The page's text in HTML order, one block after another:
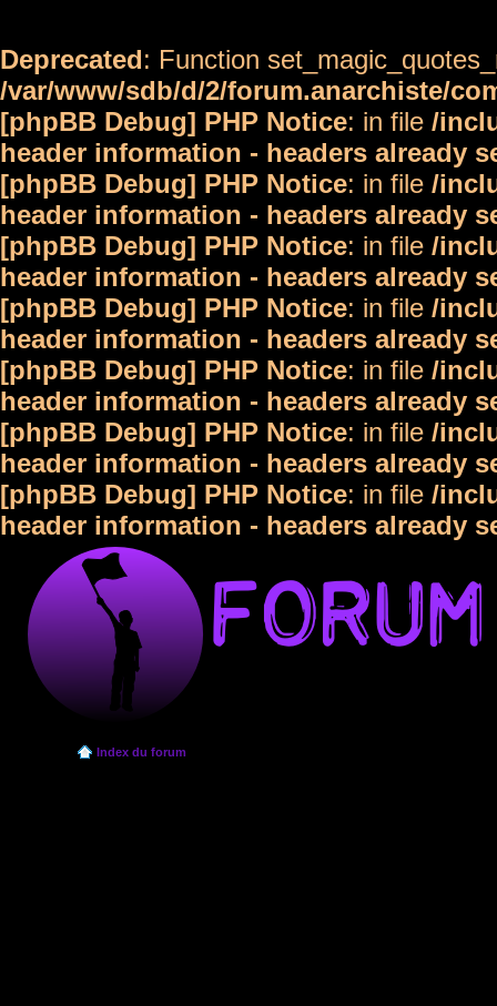
Deprecated: Function
/var/www/sdb/d/2/forum.anarchiste/
[phpBB Debug] PHP Notice: in file /
header information - headers already
[phpBB Debug] PHP Notice: in file /
header information - headers already
[phpBB Debug] PHP Notice: in file /
header information - headers already
[phpBB Debug] PHP Notice: in file /
header information - headers already
[phpBB Debug] PHP Notice: in file /
header information - headers already
[phpBB Debug] PHP Notice: in file /
header information - headers already
[phpBB Debug] PHP Notice: in file /
header information - headers already
Index du forum